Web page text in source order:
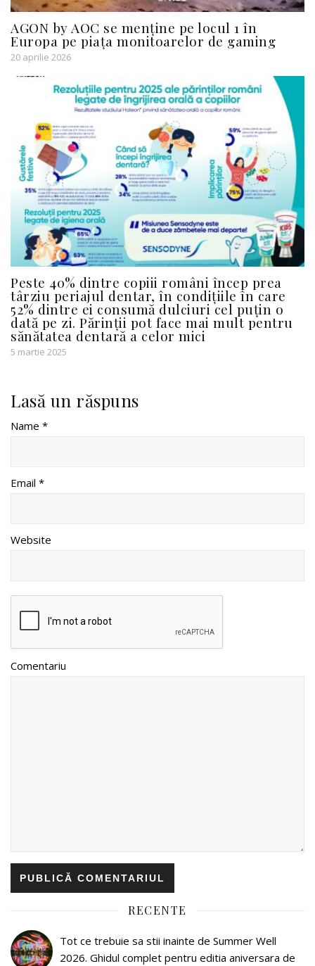
AGON by AOC se menține pe locul 1 în
Europa pe piața monitoarelor de gaming
20 aprilie 2026
Peste 40% dintre copiii români încep prea
târziu periajul dentar, în condițiile în care
52% dintre ei consumă dulciuri cel puțin o
dată pe zi. Părinții pot face mai mult pentru
sănătatea dentară a celor mici
5 martie 2025
Lasă un răspuns
Name *
Email *
Website
Comentariu
RECENTE
Tot ce trebuie sa stii inainte de Summer Well
2026. Ghidul complet pentru editia aniversara de